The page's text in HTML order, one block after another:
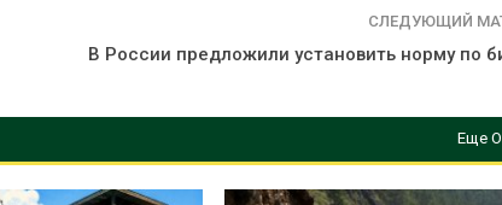
СЛЕДУЮЩИЙ
В России предложили установить норму по
Еще